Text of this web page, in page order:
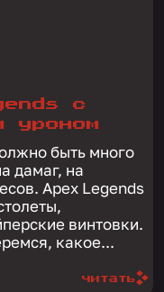
с
уроном
быть много
дамаг, на
Apex Legends
винтовки.
какое...
читать